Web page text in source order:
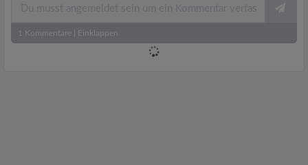
1 Kommentare Einklappen